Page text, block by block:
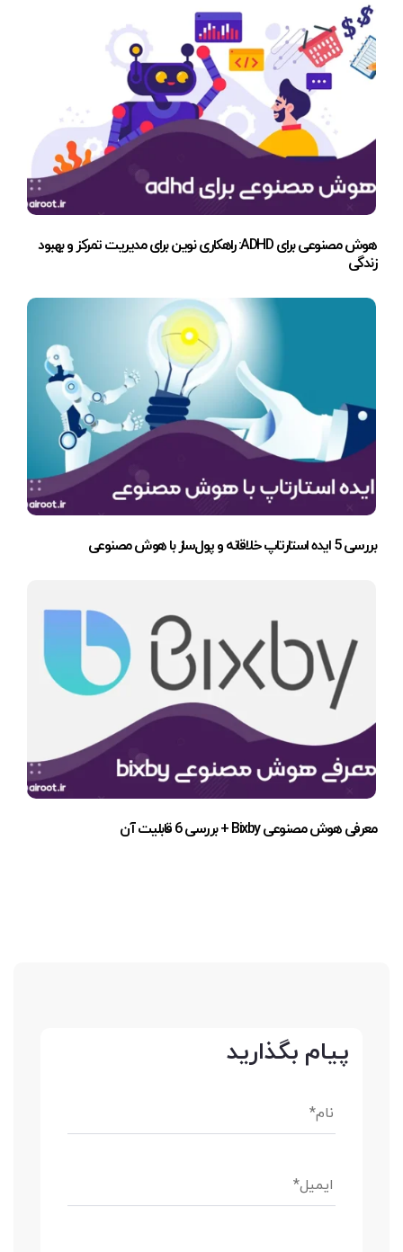
هوش مصنوعی برای ADHD: راهکاری نوین برای مدیریت تمرکز و بهبود
زندگی
بررسی 5 ایده استارتاپ خلاقانه و پول‌ساز با هوش مصنوعی
معرفی هوش مصنوعی Bixby + بررسی 6 قابلیت آن
پیام بگذارید